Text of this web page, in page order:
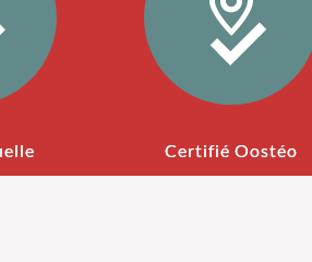
Certifié Oostéo